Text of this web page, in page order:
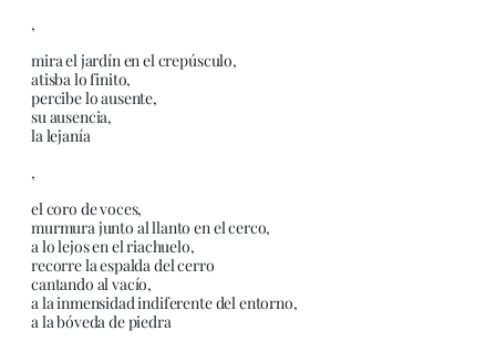
,
mira el jardín en el crepúsculo,
atisba lo finito,
percibe lo ausente,
su ausencia,
la lejanía
,
el coro de voces,
murmura junto al llanto en el cerco,
a lo lejos en el riachuelo,
recorre la espalda del cerro
cantando al vacío,
a la inmensidad indiferente del entorno,
a la bóveda de piedra